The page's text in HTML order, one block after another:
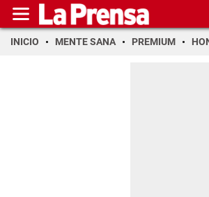
INICIO MENTE SANA PREMIUM